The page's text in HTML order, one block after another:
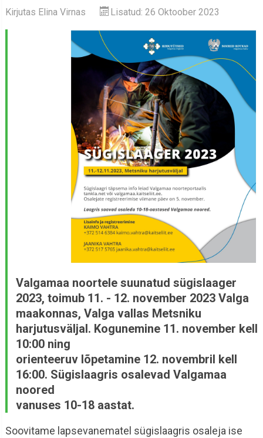
Kirjutas Elina Virnas Lisatud: 26 Oktoober 2023
Valgamaa noortele suunatud sügislaager
2023, toimub 11. - 12. november 2023 Valga
maakonnas, Valga vallas Metsniku
harjutusväljal. Kogunemine 11. november kell
10:00 ning
orienteeruv lõpetamine 12. novembril kell
16:00. Sügislaagris osalevad Valgamaa
noored
vanuses 10-18 aastat.
Soovitame lapsevanematel sügislaagris osaleja ise